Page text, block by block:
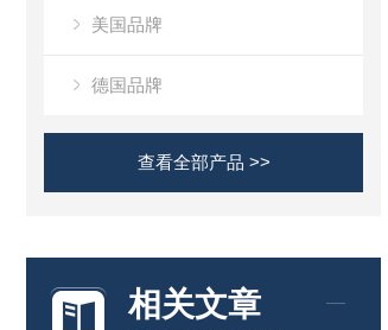
美国品牌
德国品牌
查看全部产品 >>
相关文章